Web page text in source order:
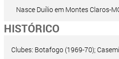
Nasce Duílio em Montes Claros-
HISTÓRICO
Clubes: Botafogo (1969-70);